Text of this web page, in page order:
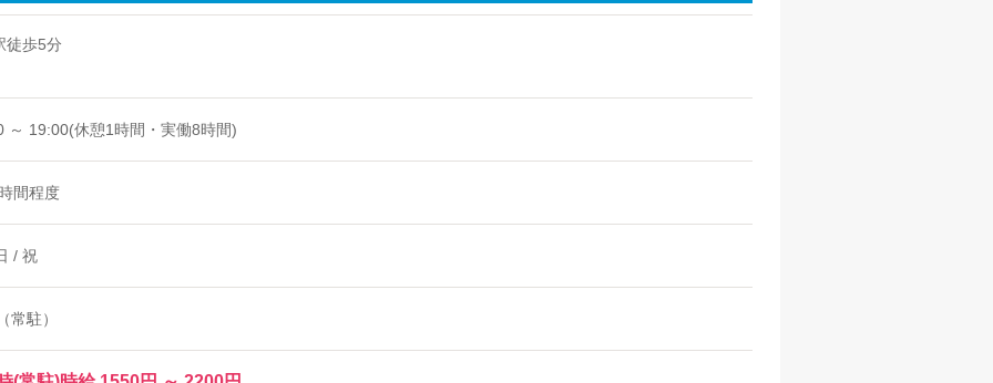
徒歩5分
～ 19:00(休憩1時間・実働8時間)
間程度
/ 祝
常駐）